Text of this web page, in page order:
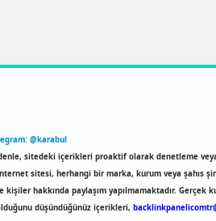
@karabul
sitedeki içerikleri proaktif olarak denetleme
sitesi, herhangi bir marka, kurum veya şahıs
hakkında paylaşım yapılmamaktadır. Gerçek
düşündüğünüz içerikleri,